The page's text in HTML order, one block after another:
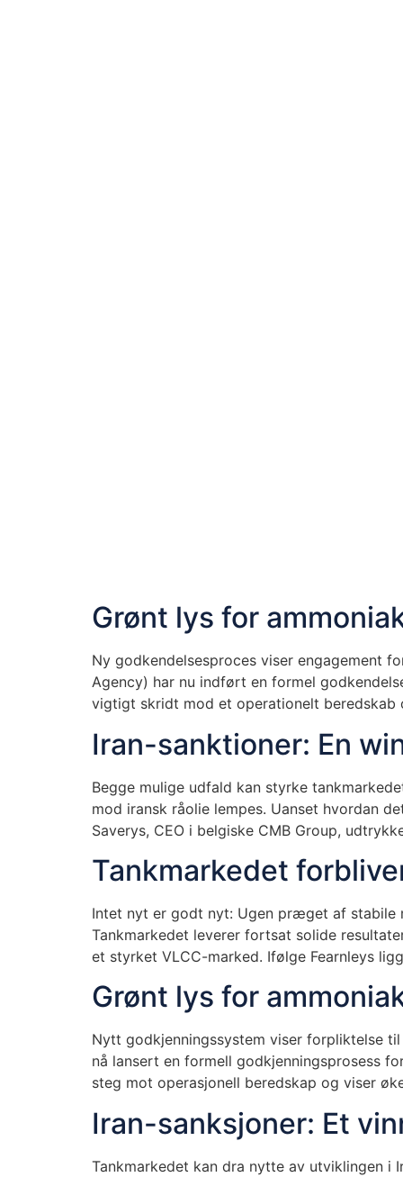
Grønt lys for
Ny godkendelsesproces viser engagement
Agency) har nu indført en formel
vigtigt skridt mod et operationelt
Iran-sanktioner: En
Begge mulige udfald kan styrke
mod iransk råolie lempes. Uanset hvordan
Saverys, CEO i belgiske CMB Group,
Tankmarkedet
Intet nyt er godt nyt: Ugen præget af stabile
Tankmarkedet leverer fortsat solide
et styrket VLCC-marked. Ifølge Fearnleys
Grønt lys for
Nytt godkjenningssystem viser forpliktelse
nå lansert en formell godkjenningsprosess
steg mot operasjonell beredskap og viser
Iran-sanksjoner: Et
Tankmarkedet kan dra nytte av utviklingen i